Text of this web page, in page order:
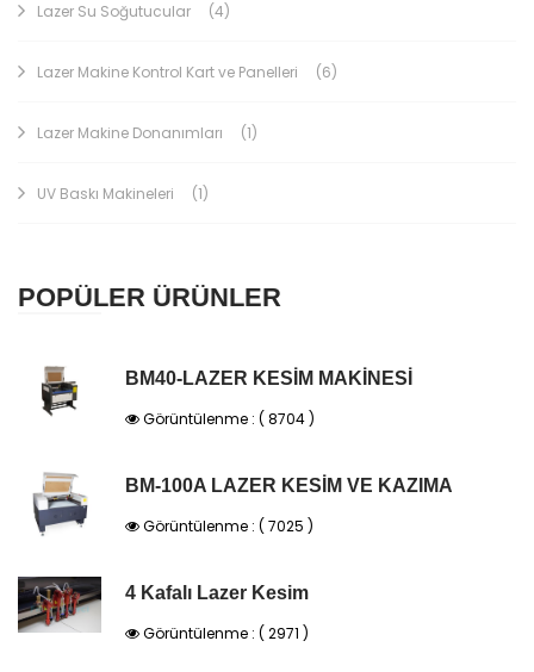
Lazer Su Soğutucular (4)
Lazer Makine Kontrol Kart ve Panelleri (6)
Lazer Makine Donanımları (1)
UV Baskı Makineleri (1)
POPÜLER ÜRÜNLER
BM40-LAZER KESİM MAKİNESİ
Görüntülenme : ( 8704 )
BM-100A LAZER KESİM VE KAZIMA
Görüntülenme : ( 7025 )
4 Kafalı Lazer Kesim
Görüntülenme : ( 2971 )